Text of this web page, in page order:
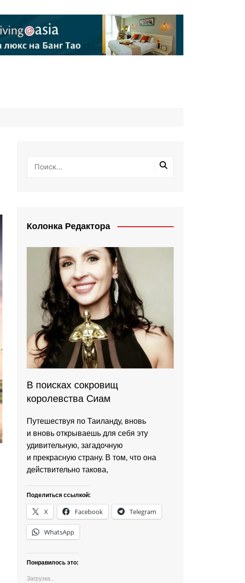
Колонка Редактора
В поисках сокровищ
королевства Сиам
Путешествуя по Таиланду, вновь
и вновь открываешь для себя эту
удивительную, загадочную
и прекрасную страну. В том, что она
действительно такова,
Поделиться ссылкой:
X Facebook Telegram
WhatsApp
Понравилось это:
Загрузка...